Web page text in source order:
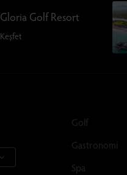
Gloria Golf Resort
Keşfet
Golf
Gastronomi
Spa